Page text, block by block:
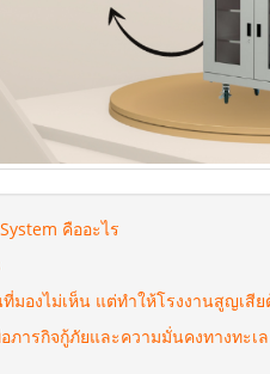
คืออะไร
มองไม่เห็น แต่ทำให้โรงงานสูญเสี
ภารกิจกู้ภัยและความมั่นคงทางทะ